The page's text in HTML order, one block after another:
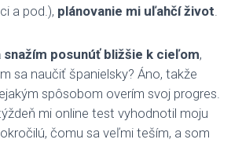
a pod.), plánovanie mi uľahčí život
snažím posunúť bližšie k cieľom,
sa naučiť španielsky? Áno, takže
spôsobom overím svoj progres.
mi online test vyhodnotil moju
čomu sa veľmi teším, a som